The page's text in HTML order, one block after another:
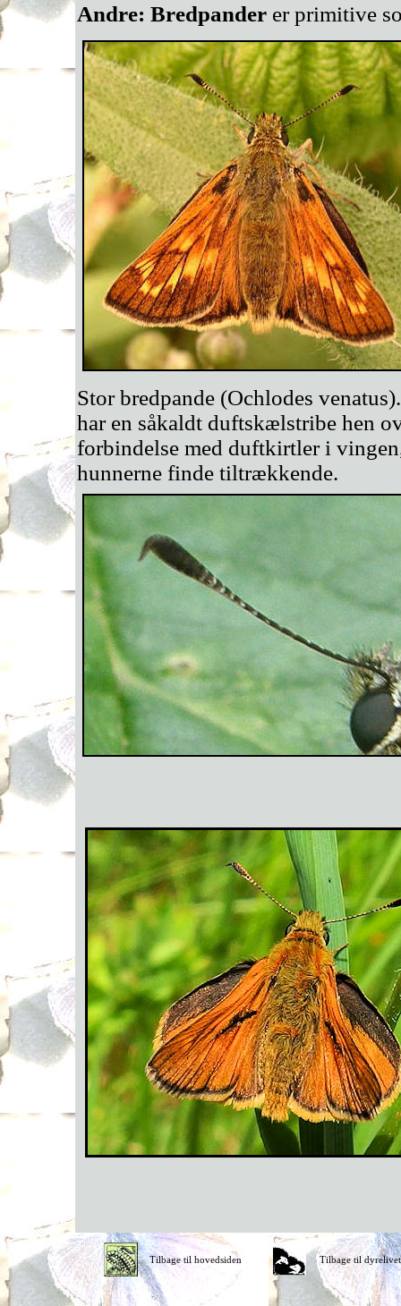
Andre: Bredpander er primitive
Stor bredpande (Ochlodes
har en såkaldt duftskælstribe hen
forbindelse med duftkirtler i
hunnerne finde tiltrækkende.
Tilbage til hovedsiden Tilbage til dyrelivet